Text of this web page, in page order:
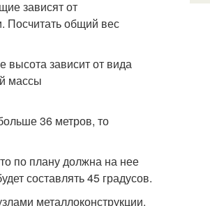
зависят от
Посчитать общий вес
высота зависит от вида
массы
36 метров, то
по плану должна на нее
составлять 45 градусов.
металлоконструкции.